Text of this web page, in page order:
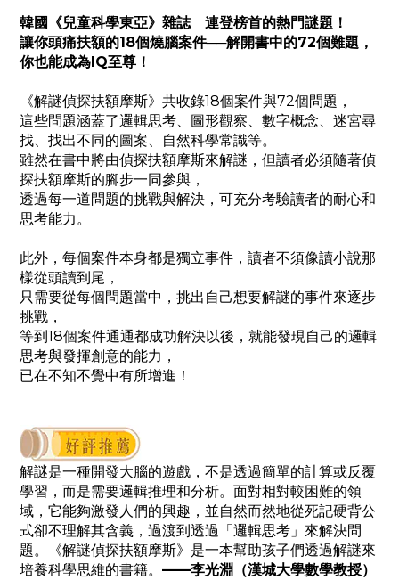
韓國《兒童科學東亞》雜誌 連登榜首的熱門謎題！
讓你頭痛扶額的18個燒腦案件──解開書中的72個難題，
你也能成為IQ至尊！
《解謎偵探扶額摩斯》共收錄18個案件與72個問題，
這些問題涵蓋了邏輯思考、圖形觀察、數字概念、迷宮尋
找、找出不同的圖案、自然科學常識等。
雖然在書中將由偵探扶額摩斯來解謎，但讀者必須隨著偵
探扶額摩斯的腳步一同參與，
透過每一道問題的挑戰與解決，可充分考驗讀者的耐心和
思考能力。
此外，每個案件本身都是獨立事件，讀者不須像讀小說那
樣從頭讀到尾，
只需要從每個問題當中，挑出自己想要解謎的事件來逐步
挑戰，
等到18個案件通通都成功解決以後，就能發現自己的邏輯
思考與發揮創意的能力，
已在不知不覺中有所增進！
解謎是一種開發大腦的遊戲，不是透過簡單的計算或反覆
學習，而是需要邏輯推理和分析。面對相對較困難的領
域，它能夠激發人們的興趣，並自然而然地從死記硬背公
式卻不理解其含義，過渡到透過「邏輯思考」來解決問
題。《解謎偵探扶額摩斯》是一本幫助孩子們透過解謎來
培養科學思維的書籍。 ——李光淵（漢城大學數學教授）